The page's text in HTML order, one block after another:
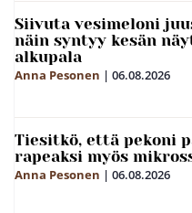
Siivuta vesimeloni
näin syntyy kesän
alkupala
Anna Pesonen | 06.08.2026
Tiesitkö, että pekoni
rapeaksi myös
Anna Pesonen | 06.08.2026